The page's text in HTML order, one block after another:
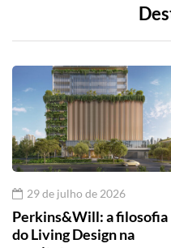
29 de julho de 2026
Perkins&Will: a filosofia
do Living Design na